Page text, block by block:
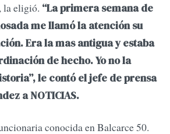
la eligió. “La primera semana de
me llamó la atención su
Era la mas antigua y estaba
de hecho. Yo no la
le contó el jefe de prensa
a NOTICIAS.
conocida en Balcarce 50.